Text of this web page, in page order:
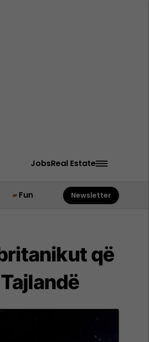
JobsReal Estate
Fun Newsletter
që